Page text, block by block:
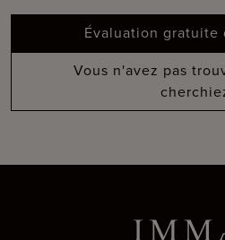
Évaluation gratuite
Vous n'avez pas